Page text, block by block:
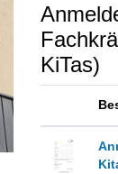
KiTas)